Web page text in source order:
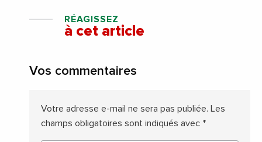
RÉAGISSEZ
à cet article
Vos commentaires
Votre adresse e-mail ne sera pas publiée. Les
champs obligatoires sont indiqués avec *